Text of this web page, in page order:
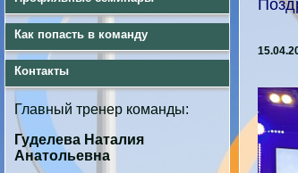
Как попасть в команду
Контакты
Главный тренер команды:
Гуделева Наталия
Анатольевна